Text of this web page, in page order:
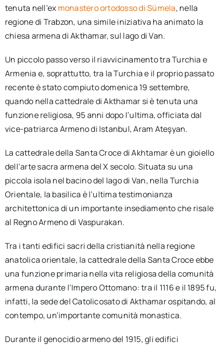
tenuta nell’ex monastero ortodosso di Sümela, nella
regione di Trabzon, una simile iniziativa ha animato la
chiesa armena di Akthamar, sul lago di Van.
Un piccolo passo verso il riavvicinamento tra Turchia e
Armenia e, soprattutto, tra la Turchia e il proprio passato
recente è stato compiuto domenica 19 settembre,
quando nella cattedrale di Akthamar si è tenuta una
funzione religiosa, 95 anni dopo l’ultima, officiata dal
vice-patriarca Armeno di Istanbul, Aram Ateşyan.
La cattedrale della Santa Croce di Akhtamar è un gioiello
dell’arte sacra armena del X secolo. Situata su una
piccola isola nel bacino del lago di Van, nella Turchia
Orientale, la basilica è l’ultima testimonianza
architettonica di un importante insediamento che risale
al Regno Armeno di Vaspurakan.
Tra i tanti edifici sacri della cristianità nella regione
anatolica orientale, la cattedrale della Santa Croce ebbe
una funzione primaria nella vita religiosa della comunità
armena durante l’Impero Ottomano: tra il 1116 e il 1895 fu,
infatti, la sede del Catolicosato di Akthamar ospitando, al
contempo, un’importante comunità monastica.
Durante il genocidio armeno del 1915, gli edifici